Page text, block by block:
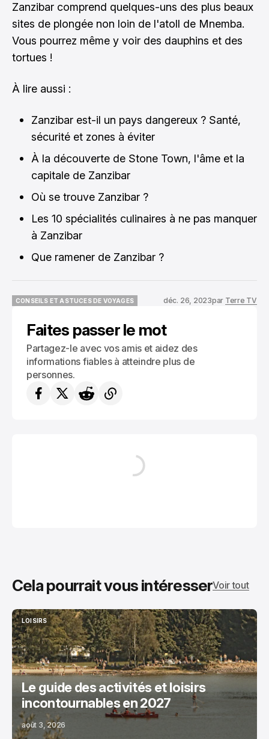
Zanzibar comprend quelques-uns des plus beaux
sites de plongée non loin de l'atoll de Mnemba.
Vous pourrez même y voir des dauphins et des
tortues !
À lire aussi :
Zanzibar est-il un pays dangereux ? Santé,
sécurité et zones à éviter
À la découverte de Stone Town, l'âme et la
capitale de Zanzibar
Où se trouve Zanzibar ?
Les 10 spécialités culinaires à ne pas manquer
à Zanzibar
Que ramener de Zanzibar ?
CONSEILS ET ASTUCES DE VOYAGES
déc. 26, 2023par Terre TV
Faites passer le mot
Partagez-le avec vos amis et aidez des
informations fiables à atteindre plus de
personnes.
Cela pourrait vous intéresserVoir tout
LOISIRS
LOISIRS
Le guide des activités et loisirs
incontournables en 2027
août 3, 2026